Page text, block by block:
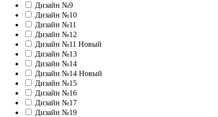
Дизайн №9
Дизайн №10
Дизайн №11
Дизайн №12
Дизайн №11 Новый
Дизайн №13
Дизайн №14
Дизайн №14 Новый
Дизайн №15
Дизайн №16
Дизайн №17
Дизайн №19